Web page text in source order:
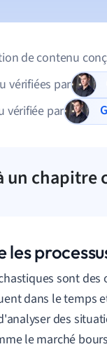
de contenu
vérifiées par
vérifiée par
un chapitre
les
sont des
dans le temps
des
le marché